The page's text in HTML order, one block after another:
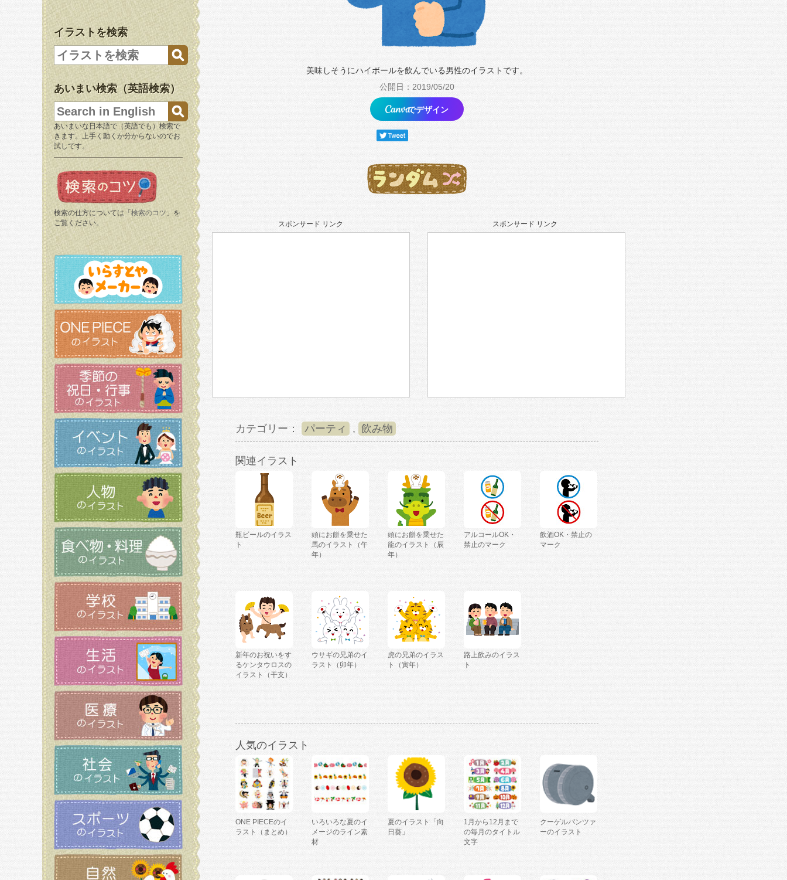
イラストを検索
あいまい検索（英語検索）
あいまいな日本語で（英語でも）検索で
きます。上手く動くか分からないのでお
試しです。
検索の仕方については「 検索のコツ 」を
ご覧ください。
美味しそうにハイボールを飲んでいる男性のイラストです。
公開日：2019/05/20
でデザイン
スポンサード リンク スポンサード リンク
カテゴリー： パーティ , 飲み物
関連イラスト
瓶ビールのイラス
ト
頭にお餅を乗せた
馬のイラスト（午
年）
頭にお餅を乗せた
龍のイラスト（辰
年）
アルコールOK・
禁止のマーク
飲酒OK・禁止の
マーク
新年のお祝いをす
るケンタウロスの
イラスト（干支）
ウサギの兄弟のイ
ラスト（卯年）
虎の兄弟のイラス
ト（寅年）
路上飲みのイラス
ト
人気のイラスト
ONE PIECEのイ
ラスト（まとめ）
いろいろな夏のイ
メージのライン素
材
夏のイラスト「向
日葵」
1月から12月まで
の毎月のタイトル
文字
クーゲルパンツァ
ーのイラスト